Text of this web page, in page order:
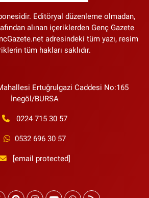
Editöryal düzenleme olmadan,
alınan içeriklerden Genç Gazete
adresindeki tüm yazı, resim
tüm hakları saklıdır.
Ertuğrulgazi Caddesi No:165
İnegöl/BURSA
0224 715 30 57
0532 696 30 57
[email protected]